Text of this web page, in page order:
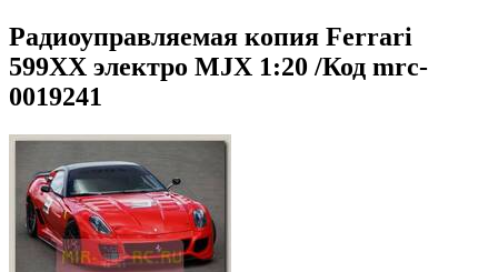
Радиоуправляемая копия Ferrari
599XX электро MJX 1:20 /Код mrc-
0019241